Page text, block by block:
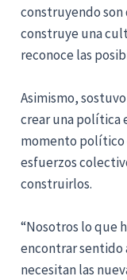
construyendo son
construye una
reconoce las
Asimismo,
crear una política
momento político
esfuerzos
construirlos.
“Nosotros lo que
encontrar sentido
necesitan las